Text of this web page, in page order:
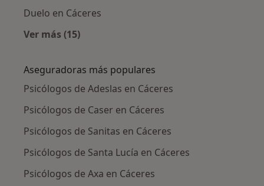
Duelo en Cáceres
Ver más (15)
Aseguradoras más populares
Psicólogos de Adeslas en Cáceres
Psicólogos de Caser en Cáceres
Psicólogos de Sanitas en Cáceres
Psicólogos de Santa Lucía en Cáceres
Psicólogos de Axa en Cáceres